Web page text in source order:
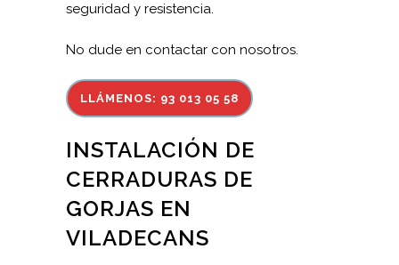
seguridad y resistencia.
No dude en contactar con nosotros.
LLÁMENOS: 93 013 05 58
INSTALACIÓN DE
CERRADURAS DE
GORJAS EN
VILADECANS